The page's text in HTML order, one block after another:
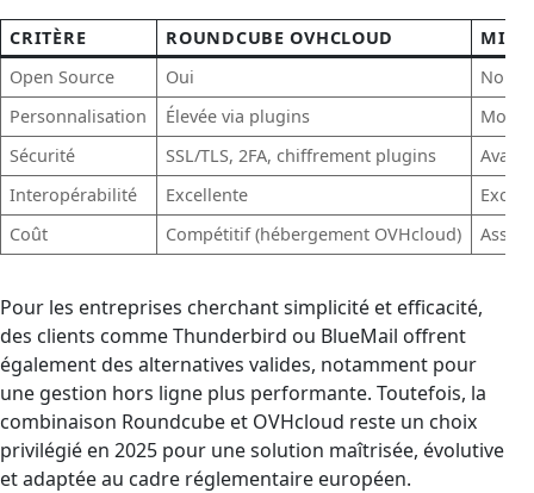
CRITÈRE ROUNDCUBE OVHCLOUD
Open Source
Oui
Non
Personnalisation
Élevée via plugins
Sécurité
SSL/TLS, 2FA, chiffrement plugins
Interopérabilité
Excellente
Coût
Compétitif (hébergement OVHcloud) Assez
Pour les entreprises cherchant simplicité et efficacité,
des clients comme Thunderbird ou BlueMail offrent
également des alternatives valides, notamment pour
une gestion hors ligne plus performante. Toutefois, la
combinaison Roundcube et OVHcloud reste un choix
privilégié en 2025 pour une solution maîtrisée, évolutive
et adaptée au cadre réglementaire européen.